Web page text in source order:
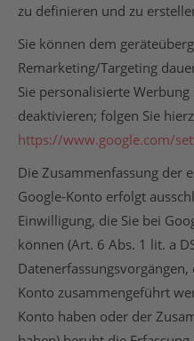
zu definieren und zu
Sie können dem
Remarketing/Targeting
Sie personalisierte
deaktivieren; folgen Sie
https://www.google.com/
Die Zusammenfassung der
Google-Konto erfolgt
Einwilligung, die Sie bei
können (Art. 6 Abs. 1 lit. a
Konto zusammengeführt
Konto haben oder der